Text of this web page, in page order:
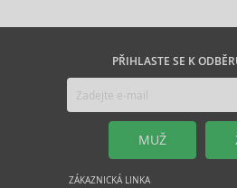
PŘIHLASTE SE K
MUŽ
ZÁKAZNICKÁ LINKA